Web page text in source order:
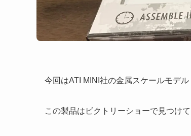
今回はATI MINI社の金属スケールモデ
この製品はビクトリーショーで見つけ